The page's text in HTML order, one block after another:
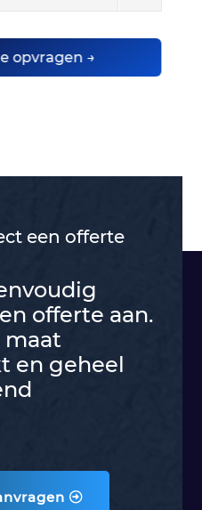
opvragen →
een offerte
offerte aan.
maat
en geheel